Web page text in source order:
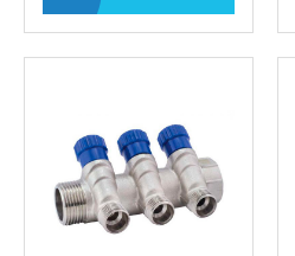
для воды
и аксессуары